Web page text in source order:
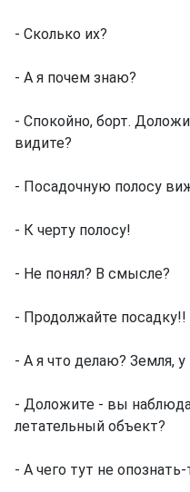
- Сколько их?
- А я почем знаю?
- Спокойно, борт.
видите?
- Посадочную полосу
- К черту полосу!
- Не понял? В смысле?
- Продолжайте посадку!!
- А я что делаю? Земля,
- Доложите - вы
летательный объект?
- А чего тут не